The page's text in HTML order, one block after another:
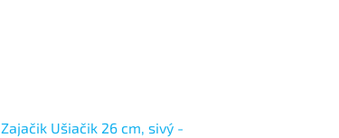
Zajačik Ušiačik 26 cm, sivý -